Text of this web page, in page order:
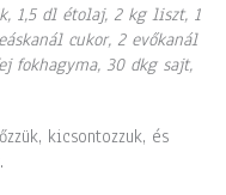
1,5 dl étolaj, 2 kg liszt, 1
cukor, 2 evőkanál
fokhagyma, 30 dkg sajt,
kicsontozzuk, és